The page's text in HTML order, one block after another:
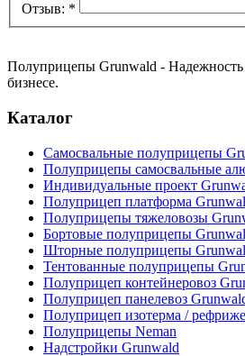
Отзыв: *
Полуприцепы Grunwald - Надежность
бизнесе.
Каталог
Самосвальные полуприцепы
Полуприцепы самосвальные
Индивидуальные проект
Полуприцеп платформа
Полуприцепы тяжеловозы
Бортовые полуприцепы
Шторные полуприцепы
Тентованные полуприцепы
Полуприцеп контейнеровоз
Полуприцеп панелевоз
Полуприцеп изотерма /
Полуприцепы Neman
Надстройки Grunwald